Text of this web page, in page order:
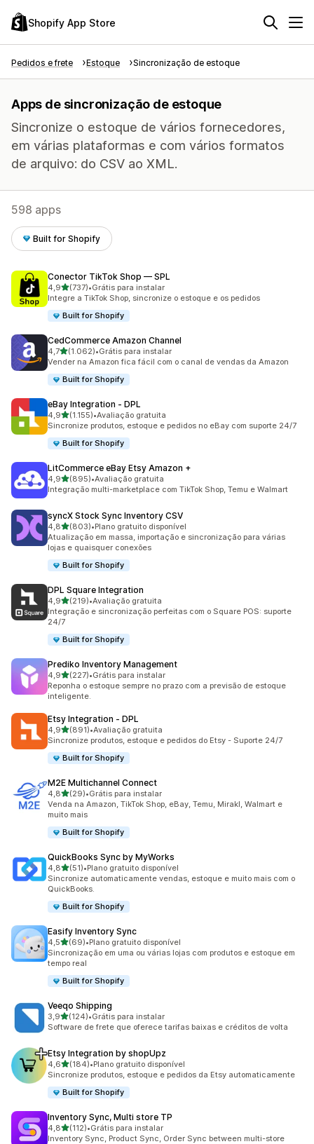
Shopify App Store
Pedidos e frete Estoque Sincronização de estoque
Apps de sincronização de estoque
Sincronize o estoque de vários fornecedores,
em várias plataformas e com vários formatos
de arquivo: do CSV ao XML.
598 apps
Built for Shopify
Conector TikTok Shop — SPL
4,9de 5 estrelas
(737)
737 avaliações ao todo
•Grátis para instalar
Integre a TikTok Shop, sincronize o estoque e os pedidos
Built for Shopify
CedCommerce Amazon Channel
4,7de 5 estrelas
(1.062)
1062 avaliações ao todo
•Grátis para instalar
Vender na Amazon fica fácil com o canal de vendas da Amazon
Built for Shopify
eBay Integration ‑ DPL
4,9de 5 estrelas
(1.155)
1155 avaliações ao todo
•Avaliação gratuita
Sincronize produtos, estoque e pedidos no eBay com suporte 24/7
Built for Shopify
LitCommerce eBay Etsy Amazon +
4,9de 5 estrelas
(895)
895 avaliações ao todo
•Avaliação gratuita
Integração multi-marketplace com TikTok Shop, Temu e Walmart
syncX Stock Sync Inventory CSV
4,8de 5 estrelas
(803)
803 avaliações ao todo
•Plano gratuito disponível
Atualização em massa, importação e sincronização para várias
lojas e quaisquer conexões
Built for Shopify
DPL Square Integration
4,9de 5 estrelas
(219)
219 avaliações ao todo
•Avaliação gratuita
Integração e sincronização perfeitas com o Square POS: suporte
24/7
Built for Shopify
Prediko Inventory Management
4,9de 5 estrelas
(227)
227 avaliações ao todo
•Grátis para instalar
Reponha o estoque sempre no prazo com a previsão de estoque
inteligente.
Etsy Integration ‑ DPL
4,9de 5 estrelas
(891)
891 avaliações ao todo
•Avaliação gratuita
Sincronize produtos, estoque e pedidos do Etsy - Suporte 24/7
Built for Shopify
M2E Multichannel Connect
4,8de 5 estrelas
(29)
29 avaliações ao todo
•Grátis para instalar
Venda na Amazon, TikTok Shop, eBay, Temu, Mirakl, Walmart e
muito mais
Built for Shopify
QuickBooks Sync by MyWorks
4,8de 5 estrelas
(51)
51 avaliações ao todo
•Plano gratuito disponível
Sincronize automaticamente vendas, estoque e muito mais com o
QuickBooks.
Built for Shopify
Easify Inventory Sync
4,5de 5 estrelas
(69)
69 avaliações ao todo
•Plano gratuito disponível
Sincronização em uma ou várias lojas com produtos e estoque em
tempo real
Built for Shopify
Veeqo Shipping
3,9de 5 estrelas
(124)
124 avaliações ao todo
•Grátis para instalar
Software de frete que oferece tarifas baixas e créditos de volta
Etsy Integration by shopUpz
4,6de 5 estrelas
(184)
184 avaliações ao todo
•Plano gratuito disponível
Sincronize produtos, estoque e pedidos da Etsy automaticamente
Built for Shopify
Inventory Sync, Multi store TP
4,8de 5 estrelas
(112)
112 avaliações ao todo
•Grátis para instalar
Inventory Sync, Product Sync, Order Sync between multi-store